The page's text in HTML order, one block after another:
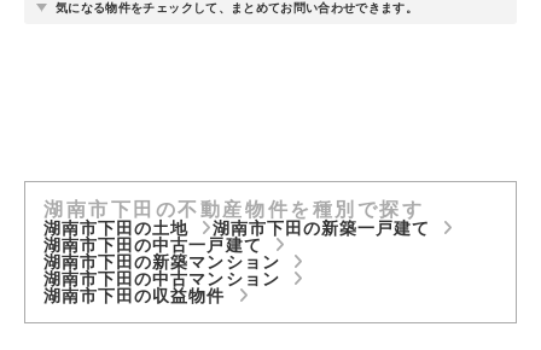
気になる物件をチェックして、まとめてお問い合わせできます。
湖南市下田の不動産物件を種別で探す
湖南市下田の土地
湖南市下田の新築一戸建て
湖南市下田の中古一戸建て
湖南市下田の新築マンション
湖南市下田の中古マンション
湖南市下田の収益物件